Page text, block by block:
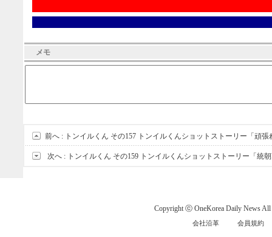
メモ
前へ : トンイルくん その157 トンイルくんショットストーリー「頑
次へ : トンイルくん その159 トンイルくんショットストーリー「統
Copyright ⓒ OneKorea Daily News All
会社沿革 会員規約